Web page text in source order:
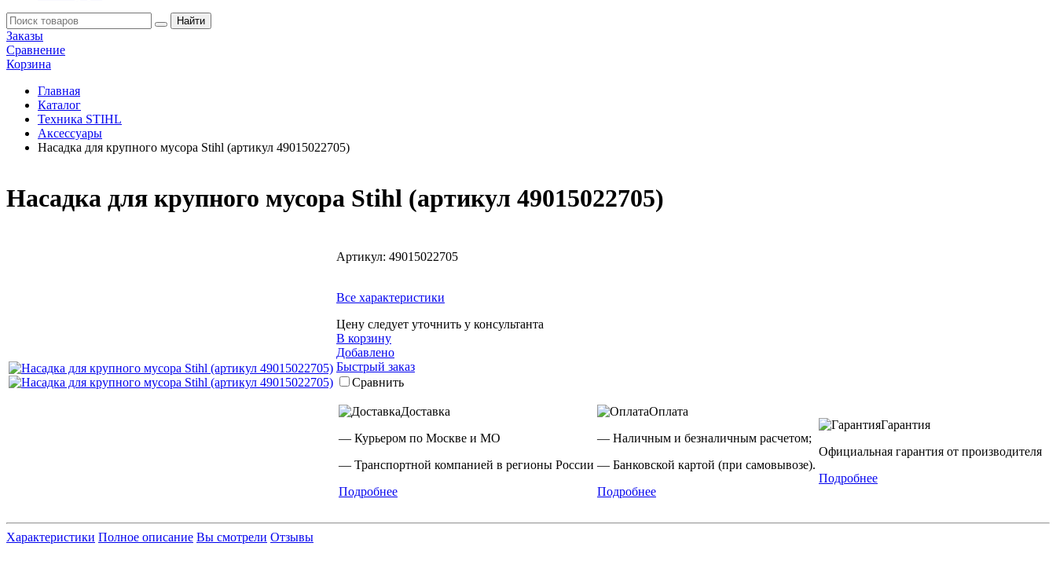
Заказы
Сравнение
Корзина
Главная
Каталог
Техника STIHL
Аксессуары
Насадка для крупного мусора Stihl (артикул 49015022705)
Насадка для крупного мусора Stihl (артикул 49015022705)
Артикул: 49015022705
Все характеристики
Цену следует уточнить у консультанта
В корзину
Добавлено
Быстрый заказ
Сравнить
Доставка
— Курьером по Москве и МО
— Транспортной компанией в регионы России
Подробнее
Оплата
— Наличным и безналичным расчетом;
— Банковской картой (при самовывозе).
Подробнее
Гарантия
Официальная гарантия от производителя
Подробнее
Характеристики Полное описание Вы смотрели Отзывы